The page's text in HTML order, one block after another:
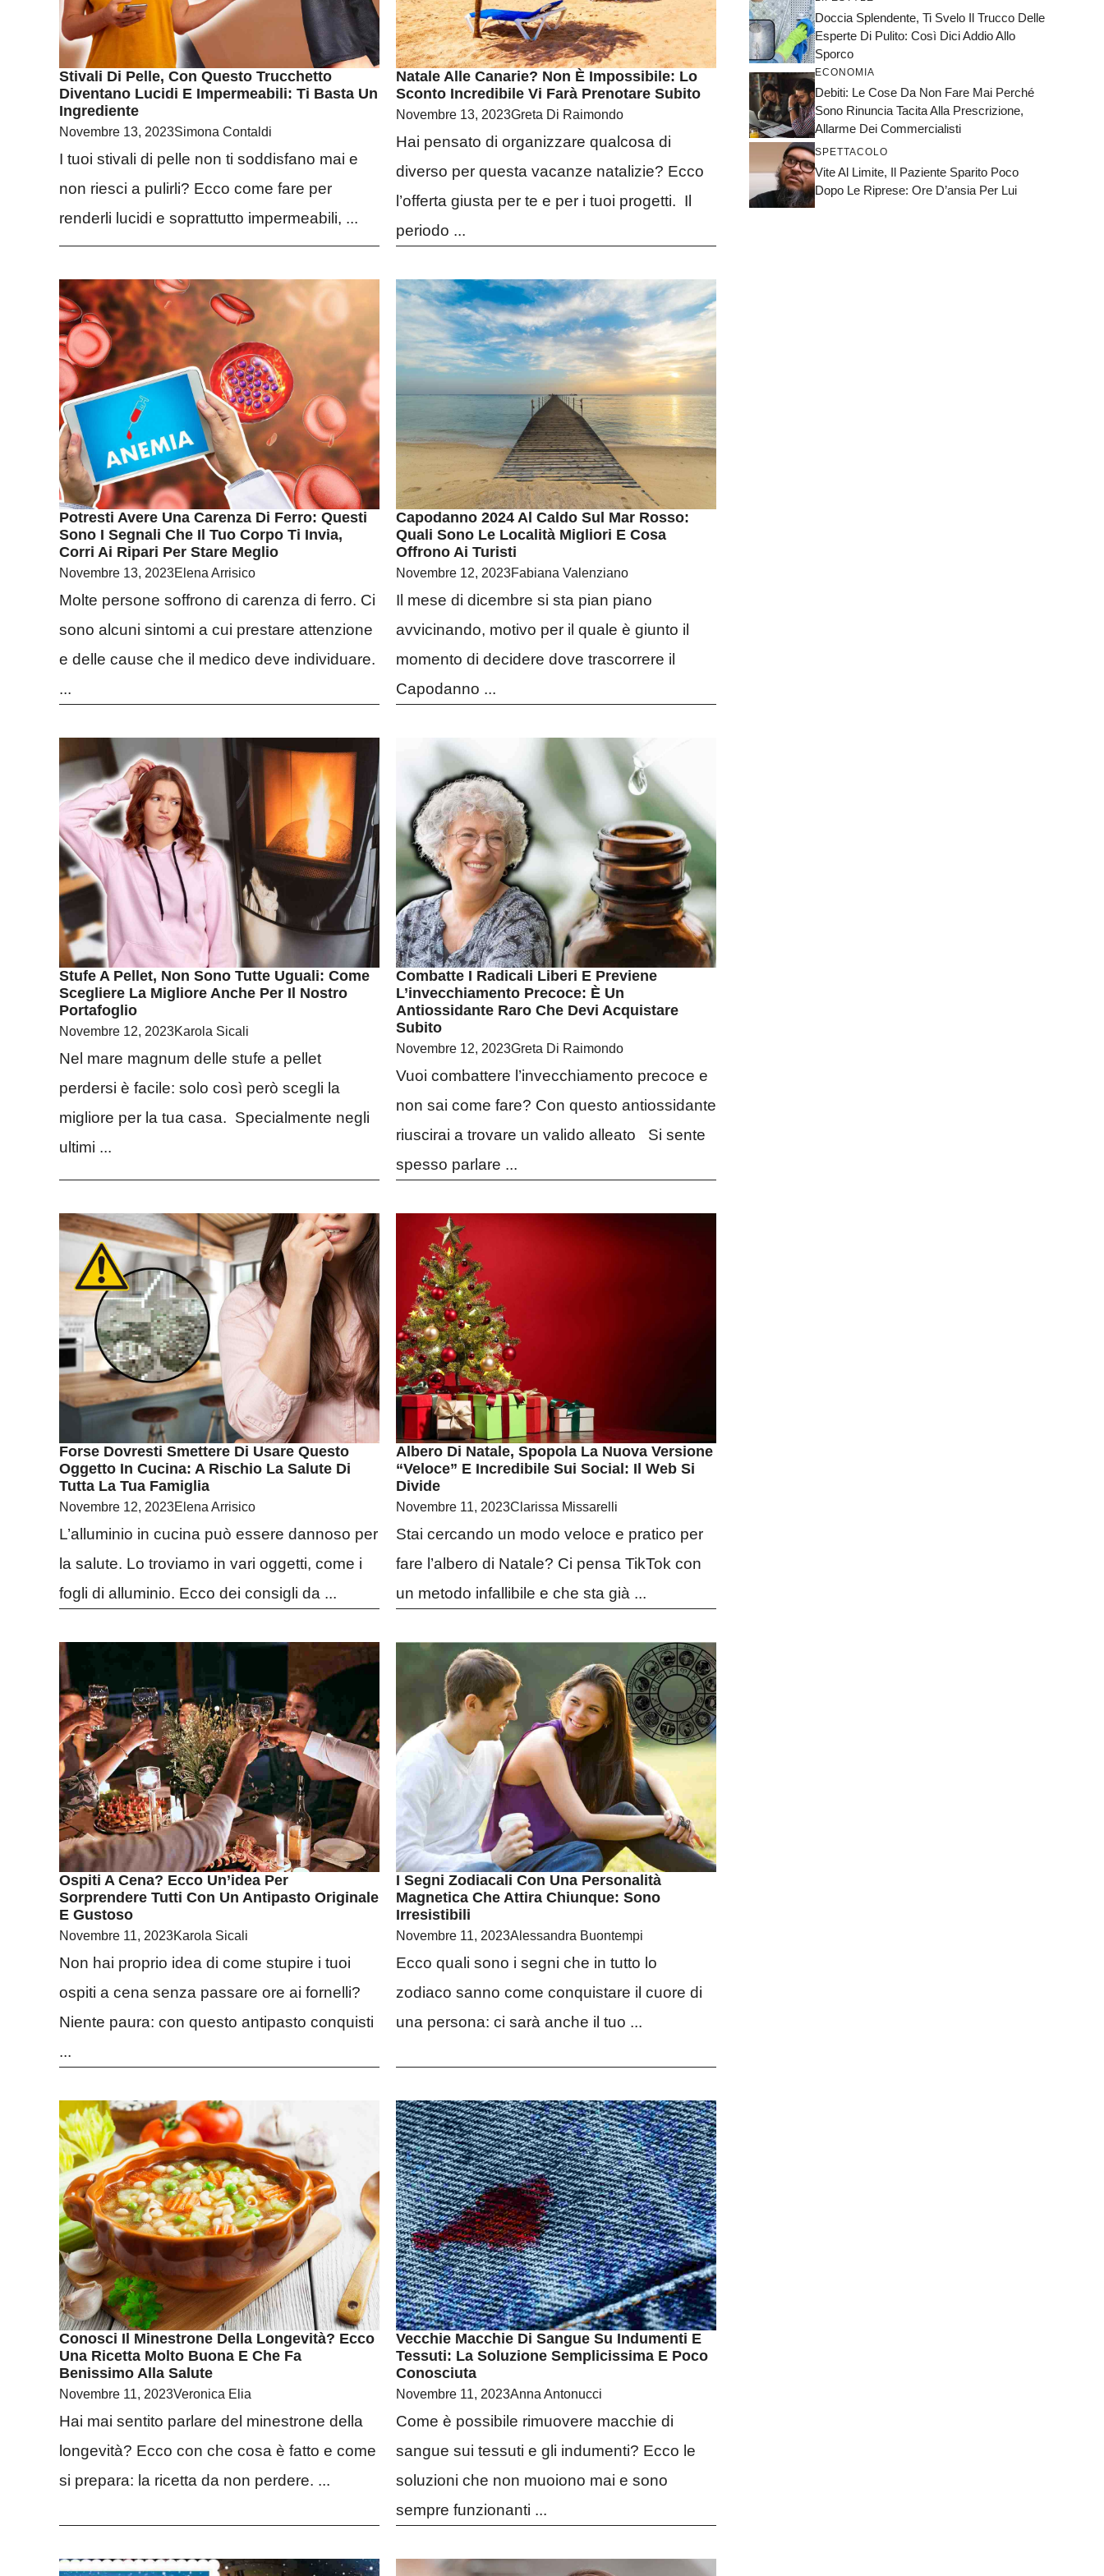
Stivali Di Pelle, Con Questo Trucchetto
Diventano Lucidi E Impermeabili: Ti Basta Un
Ingrediente
Novembre 13, 2023Simona Contaldi
I tuoi stivali di pelle non ti soddisfano mai e
non riesci a pulirli? Ecco come fare per
renderli lucidi e soprattutto impermeabili, ...
Natale Alle Canarie? Non È Impossibile: Lo
Sconto Incredibile Vi Farà Prenotare Subito
Novembre 13, 2023Greta Di Raimondo
Hai pensato di organizzare qualcosa di
diverso per questa vacanze natalizie? Ecco
l’offerta giusta per te e per i tuoi progetti. Il
periodo ...
Potresti Avere Una Carenza Di Ferro: Questi
Sono I Segnali Che Il Tuo Corpo Ti Invia,
Corri Ai Ripari Per Stare Meglio
Novembre 13, 2023Elena Arrisico
Molte persone soffrono di carenza di ferro. Ci
sono alcuni sintomi a cui prestare attenzione
e delle cause che il medico deve individuare.
...
Capodanno 2024 Al Caldo Sul Mar Rosso:
Quali Sono Le Località Migliori E Cosa
Offrono Ai Turisti
Novembre 12, 2023Fabiana Valenziano
Il mese di dicembre si sta pian piano
avvicinando, motivo per il quale è giunto il
momento di decidere dove trascorrere il
Capodanno ...
Stufe A Pellet, Non Sono Tutte Uguali: Come
Scegliere La Migliore Anche Per Il Nostro
Portafoglio
Novembre 12, 2023Karola Sicali
Nel mare magnum delle stufe a pellet
perdersi è facile: solo così però scegli la
migliore per la tua casa. Specialmente negli
ultimi ...
Combatte I Radicali Liberi E Previene
L’invecchiamento Precoce: È Un
Antiossidante Raro Che Devi Acquistare
Subito
Novembre 12, 2023Greta Di Raimondo
Vuoi combattere l’invecchiamento precoce e
non sai come fare? Con questo antiossidante
riuscirai a trovare un valido alleato Si sente
spesso parlare ...
Forse Dovresti Smettere Di Usare Questo
Oggetto In Cucina: A Rischio La Salute Di
Tutta La Tua Famiglia
Novembre 12, 2023Elena Arrisico
L’alluminio in cucina può essere dannoso per
la salute. Lo troviamo in vari oggetti, come i
fogli di alluminio. Ecco dei consigli da ...
Albero Di Natale, Spopola La Nuova Versione
“veloce” E Incredibile Sui Social: Il Web Si
Divide
Novembre 11, 2023Clarissa Missarelli
Stai cercando un modo veloce e pratico per
fare l’albero di Natale? Ci pensa TikTok con
un metodo infallibile e che sta già ...
Ospiti A Cena? Ecco Un’idea Per
Sorprendere Tutti Con Un Antipasto Originale
E Gustoso
Novembre 11, 2023Karola Sicali
Non hai proprio idea di come stupire i tuoi
ospiti a cena senza passare ore ai fornelli?
Niente paura: con questo antipasto conquisti
...
I Segni Zodiacali Con Una Personalità
Magnetica Che Attira Chiunque: Sono
Irresistibili
Novembre 11, 2023Alessandra Buontempi
Ecco quali sono i segni che in tutto lo
zodiaco sanno come conquistare il cuore di
una persona: ci sarà anche il tuo ...
Conosci Il Minestrone Della Longevità? Ecco
Una Ricetta Molto Buona E Che Fa
Benissimo Alla Salute
Novembre 11, 2023Veronica Elia
Hai mai sentito parlare del minestrone della
longevità? Ecco con che cosa è fatto e come
si prepara: la ricetta da non perdere. ...
Vecchie Macchie Di Sangue Su Indumenti E
Tessuti: La Soluzione Semplicissima E Poco
Conosciuta
Novembre 11, 2023Anna Antonucci
Come è possibile rimuovere macchie di
sangue sui tessuti e gli indumenti? Ecco le
soluzioni che non muoiono mai e sono
sempre funzionanti ...
Doccia Splendente, Ti Svelo Il Trucco Delle
Esperte Di Pulito: Così Dici Addio Allo
Sporco
ECONOMIA
Debiti: Le Cose Da Non Fare Mai Perché
Sono Rinuncia Tacita Alla Prescrizione,
Allarme Dei Commercialisti
SPETTACOLO
Vite Al Limite, Il Paziente Sparito Poco
Dopo Le Riprese: Ore D’ansia Per Lui